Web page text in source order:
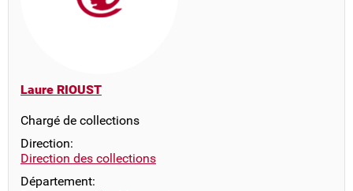
Laure RIOUST
Chargé de collections
Direction:
Direction des collections
Département: